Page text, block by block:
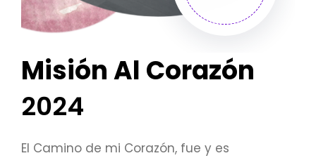
Misión Al Corazón
2024
El Camino de mi Corazón, fue y es